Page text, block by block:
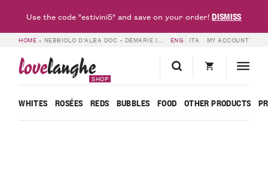
HOME » NEBBIOLO D’ALBA DOC – DEMARIE (BOTTLE) ENG ITA MY ACCOUNT
lovelanghe
SHOP
WHITES ROSÉES REDS BUBBLES FOOD OTHER PRODUCTS
Use the code "estivini5" and save on your order!DISMISS